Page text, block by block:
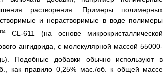
растворения. Примеры полимерных
и нерастворимые в воде полимеры
CL-611 (на основе микрокристаллической
ангидрида, с молекулярной массой 55000-
Подобные добавки обычно используют в
как правило 0,25% мас./об. к общей массе